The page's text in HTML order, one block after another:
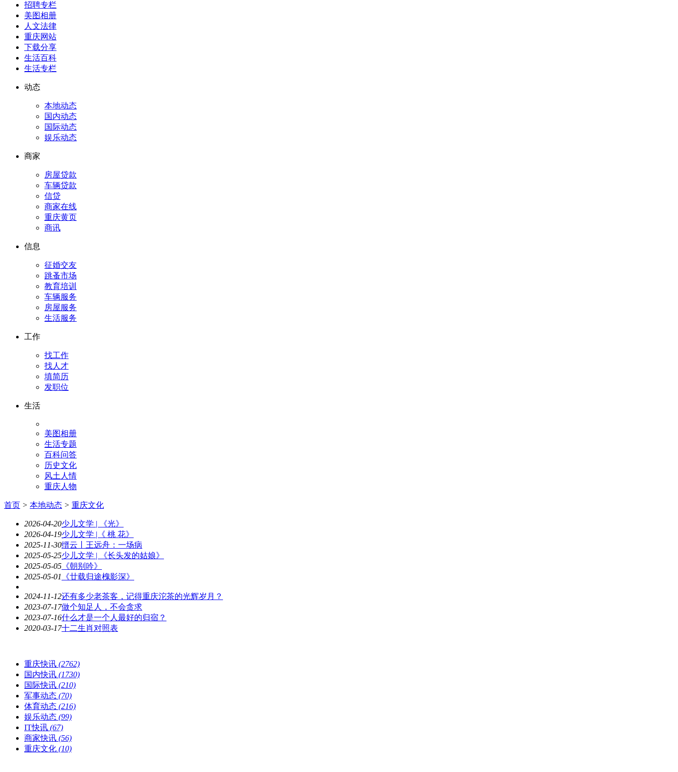
招聘专栏
美图相册
人文法律
重庆网站
下载分享
生活百科
生活专栏
动态
本地动态
国内动态
国际动态
娱乐动态
商家
房屋贷款
车辆贷款
信贷
商家在线
重庆黄页
商讯
信息
征婚交友
跳蚤市场
教育培训
车辆服务
房屋服务
生活服务
工作
找工作
找人才
填简历
发职位
生活
美图相册
生活专题
百科问答
历史文化
风土人情
重庆人物
首页 > 本地动态 > 重庆文化
2026-04-20少儿文学 | 《光》
2026-04-19少儿文学 |《 桃 花》
2025-11-30缙云丨王远舟：一场病
2025-05-25少儿文学 | 《长头发的姑娘》
2025-05-05 《朝别吟》
2025-05-01
《廿载归途槐影深》
2024-11-12还有多少老茶客，记得重庆沱茶的光辉岁月？
2023-07-17做个知足人，不会贪求
2023-07-16什么才是一个人最好的归宿？
2020-03-17十二生肖对照表
重庆快讯 (2762)
国内快讯 (1730)
国际快讯 (210)
军事动态 (70)
体育动态 (216)
娱乐动态 (99)
IT快讯 (67)
商家快讯 (56)
重庆文化 (10)